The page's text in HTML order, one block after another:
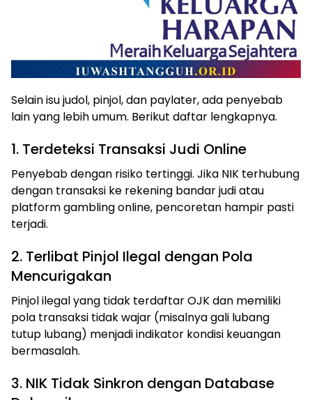
Selain isu judol, pinjol, dan paylater, ada penyebab
lain yang lebih umum. Berikut daftar lengkapnya.
1. Terdeteksi Transaksi Judi Online
Penyebab dengan risiko tertinggi. Jika NIK terhubung
dengan transaksi ke rekening bandar judi atau
platform gambling online, pencoretan hampir pasti
terjadi.
2. Terlibat Pinjol Ilegal dengan Pola
Mencurigakan
Pinjol ilegal yang tidak terdaftar OJK dan memiliki
pola transaksi tidak wajar (misalnya gali lubang
tutup lubang) menjadi indikator kondisi keuangan
bermasalah.
3. NIK Tidak Sinkron dengan Database